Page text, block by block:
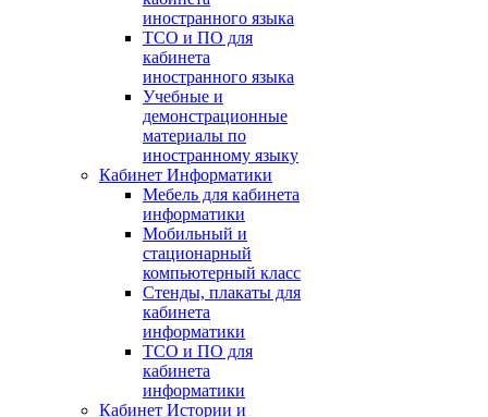
иностранного языка
ТСО и ПО для
кабинета
иностранного языка
Учебные и
демонстрационные
материалы по
иностранному языку
Кабинет Информатики
Мебель для кабинета
информатики
Мобильный и
стационарный
компьютерный класс
Стенды, плакаты для
кабинета
информатики
ТСО и ПО для
кабинета
информатики
Кабинет Истории и